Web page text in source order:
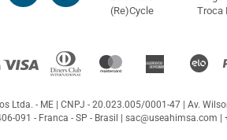
(Re)Cycle
Troca
Ltda. - ME CNPJ - 20.023.005/0001-47
Av.
091 - Franca - SP - Brasil | sac@useahimsa.com